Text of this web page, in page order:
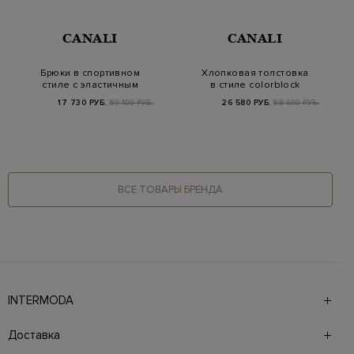
CANALI
Брюки в спортивном
стиле с эластичным
поясом
17 730 РУБ. 59 100 РУБ.
CANALI
Хлопковая толстовка
в стиле colorblock
26 580 РУБ. 88 600 РУБ.
ВСЕ ТОВАРЫ БРЕНДА
INTERMODA
брендов на 4 этажах в самом центре города. На сайте
также презентованы новинки с последних показов и
Доставка